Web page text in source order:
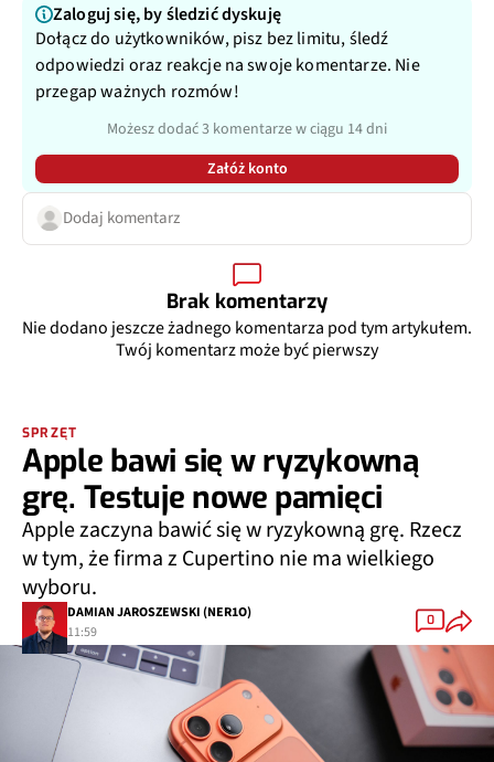
Zaloguj się, by śledzić dyskuję
Dołącz do użytkowników, pisz bez limitu, śledź
odpowiedzi oraz reakcje na swoje komentarze. Nie
przegap ważnych rozmów!
Możesz dodać 3 komentarze w ciągu 14 dni
Załóż konto
Dodaj komentarz
Brak komentarzy
Nie dodano jeszcze żadnego komentarza pod tym artykułem.
Twój komentarz może być pierwszy
SPRZĘT
Apple bawi się w ryzykowną
grę. Testuje nowe pamięci
Apple zaczyna bawić się w ryzykowną grę. Rzecz
w tym, że firma z Cupertino nie ma wielkiego
wyboru.
DAMIAN JAROSZEWSKI (NER1O)
11:59
0